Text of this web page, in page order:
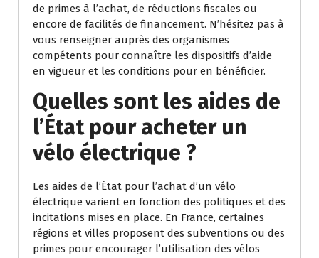
de primes à l’achat, de réductions fiscales ou
encore de facilités de financement. N’hésitez pas à
vous renseigner auprès des organismes
compétents pour connaître les dispositifs d’aide
en vigueur et les conditions pour en bénéficier.
Quelles sont les aides de
l’État pour acheter un
vélo électrique ?
Les aides de l’État pour l’achat d’un vélo
électrique varient en fonction des politiques et des
incitations mises en place. En France, certaines
régions et villes proposent des subventions ou des
primes pour encourager l’utilisation des vélos